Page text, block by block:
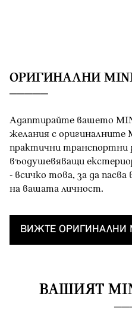
OРИГИНАЛНИ
Адаптирайте вашето
желания с оригиналните
практични транспортни
въодушевяващи
- всичко това, за да
на вашата личност.
ВИЖТЕ OРИГИНАЛНИ
ВАШИЯТ